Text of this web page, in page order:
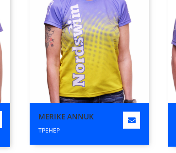
MERIKE ANNUK
ТРЕНЕР